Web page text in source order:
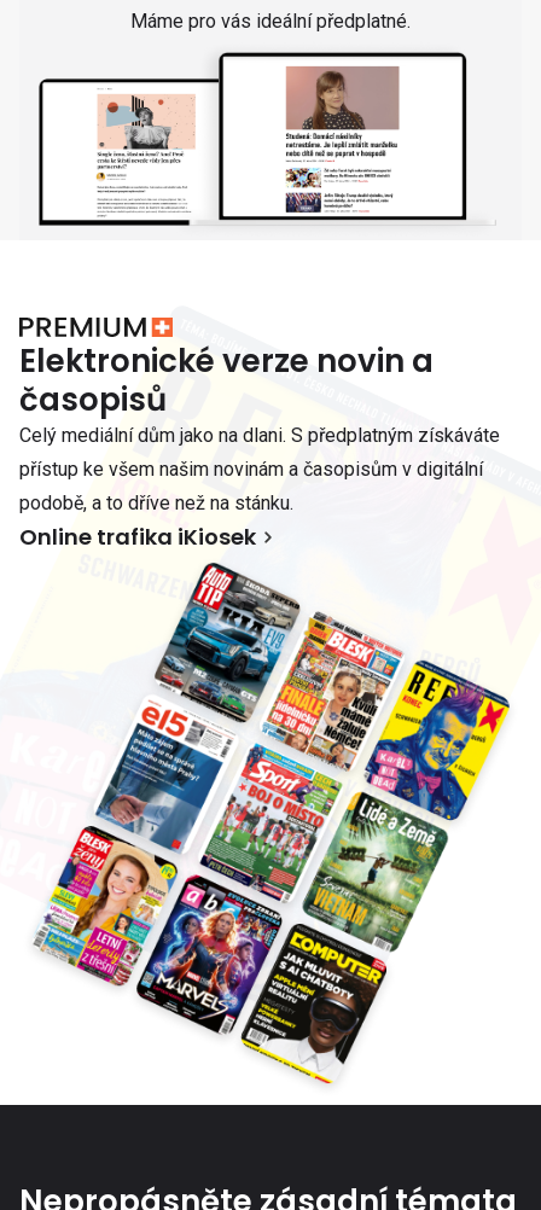
Máme pro vás ideální předplatné.
Elektronické verze novin a
časopisů
Celý mediální dům jako na dlani. S předplatným získáváte
přístup ke všem našim novinám a časopisům v digitální
podobě, a to dříve než na stánku.
Online trafika iKiosek